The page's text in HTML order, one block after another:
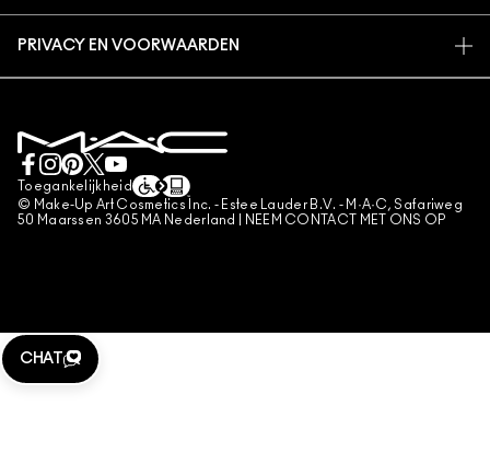
NEEM CONTACT MET ONS OP
CONTACTEER FABRIKANT
MAKE-UP SERVICES
PRIVACY EN VOORWAARDEN
VERKOOPSVOORWAARDEN
NAMAAKPRODUCTEN
ALGEMENE VOORWAARDEN POA
Toegankelijkheid
© Make-Up Art Cosmetics Inc. - Estee Lauder B.V. - M·A·C, Safariweg
50 Maarssen 3605 MA Nederland |
NEEM CONTACT MET ONS OP
CHAT